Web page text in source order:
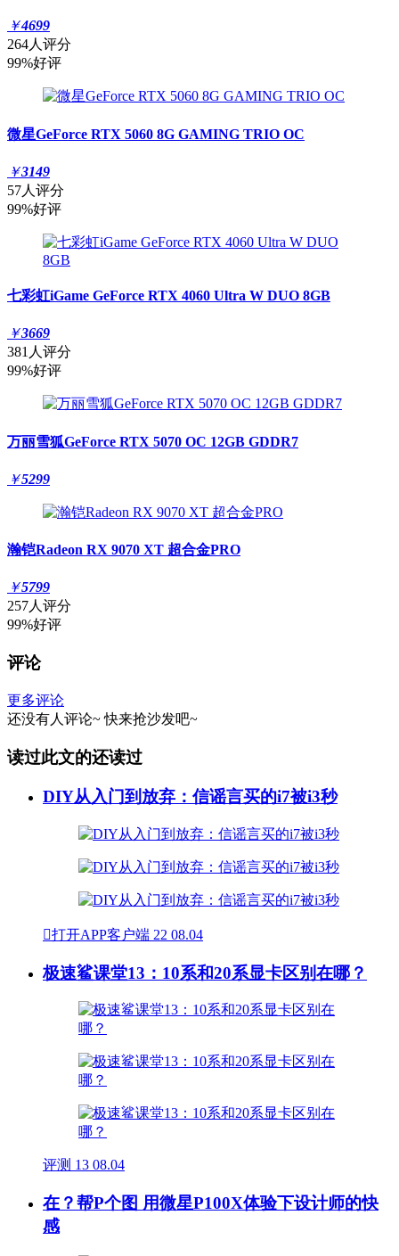
￥4699
264人评分
99%好评
微星GeForce RTX 5060 8G GAMING TRIO OC
￥3149
57人评分
99%好评
七彩虹iGame GeForce RTX 4060 Ultra W DUO 8GB
￥3669
381人评分
99%好评
万丽雪狐GeForce RTX 5070 OC 12GB GDDR7
￥5299
瀚铠Radeon RX 9070 XT 超合金PRO
￥5799
257人评分
99%好评
评论
更多评论
还没有人评论~ 快来抢沙发吧~
读过此文的还读过
DIY从入门到放弃：信谣言买的i7被i3秒
打开APP客户端 22 08.04
极速鲨课堂13：10系和20系显卡区别在哪？
评测 13 08.04
在？帮P个图 用微星P100X体验下设计师的快
感